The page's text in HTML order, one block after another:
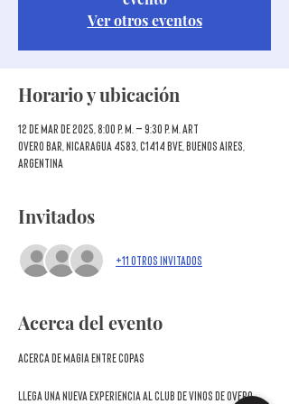
Ver otros eventos
Horario y ubicación
12 de mar de 2025, 8:00 p. m. – 9:30 p. m. ART
Overo Bar, Nicaragua 4583, C1414 BVE, Buenos Aires,
Argentina
Invitados
+11 otros invitados
Acerca del evento
ACERCA DE MAGIA ENTRE COPAS
Llega una nueva experiencia al Club de Vinos de Overo